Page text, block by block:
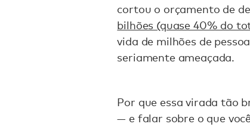
cortou o orçamento de
bilhões (quase 40% do
vida de milhões de
seriamente ameaçada.
Por que essa virada tão
— e falar sobre o que